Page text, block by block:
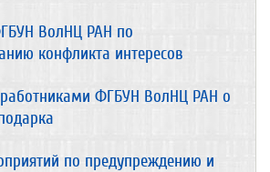
ВолНЦ РАН по
конфликта интересов
ФГБУН ВолНЦ РАН о
по предупреждению и